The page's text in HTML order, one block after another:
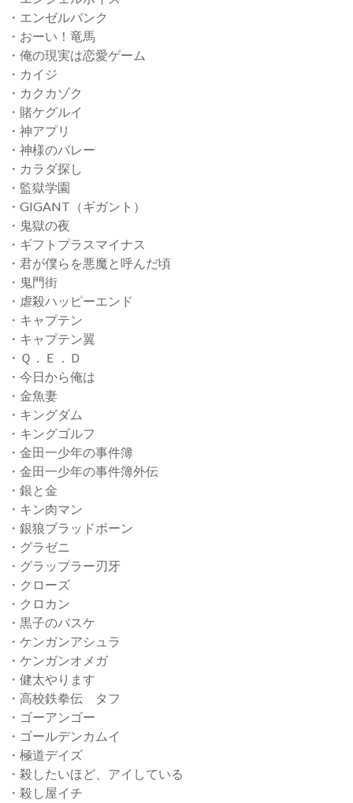
・エンゼルバンク
・おーい！竜馬
・俺の現実は恋愛ゲーム
・カイジ
・カクカゾク
・賭ケグルイ
・神アプリ
・神様のバレー
・カラダ探し
・監獄学園
・GIGANT（ギガント）
・鬼獄の夜
・ギフトプラスマイナス
・君が僕らを悪魔と呼んだ頃
・鬼門街
・虐殺ハッピーエンド
・キャプテン
・キャプテン翼
・Ｑ．Ｅ．Ｄ
・今日から俺は
・金魚妻
・キングダム
・キングゴルフ
・金田一少年の事件簿
・金田一少年の事件簿外伝
・銀と金
・キン肉マン
・銀狼ブラッドボーン
・グラゼニ
・グラップラー刃牙
・クローズ
・クロカン
・黒子のバスケ
・ケンガンアシュラ
・ケンガンオメガ
・健太やります
・高校鉄拳伝 タフ
・ゴーアンゴー
・ゴールデンカムイ
・極道デイズ
・殺したいほど、アイしている
・殺し屋イチ